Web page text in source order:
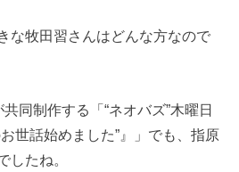
な牧田習さんはどんな方なので
同制作する「“ネオバズ”木曜日
お世話始めました”』」でも、指原
したね。